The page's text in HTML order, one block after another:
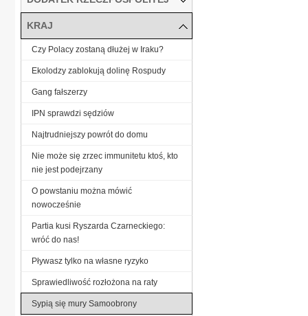
KRAJ
Czy Polacy zostaną dłużej w Iraku?
Ekolodzy zablokują dolinę Rospudy
Gang fałszerzy
IPN sprawdzi sędziów
Najtrudniejszy powrót do domu
Nie może się zrzec immunitetu ktoś, kto
nie jest podejrzany
O powstaniu można mówić
nowocześnie
Partia kusi Ryszarda Czarneckiego:
wróć do nas!
Pływasz tylko na własne ryzyko
Sprawiedliwość rozłożona na raty
Sypią się mury Samoobrony